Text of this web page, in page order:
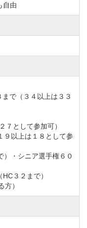
自由
で（３４以上は３３
として参加可）
以上は１８として参
・シニア選手権６０
３２まで）
）